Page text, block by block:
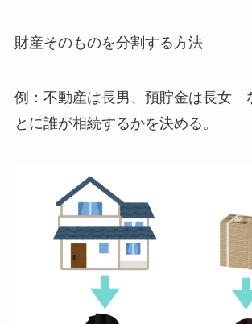
財産そのものを分割する方法
例：不動産は長男、預貯金は長女
とに誰が相続するかを決める。